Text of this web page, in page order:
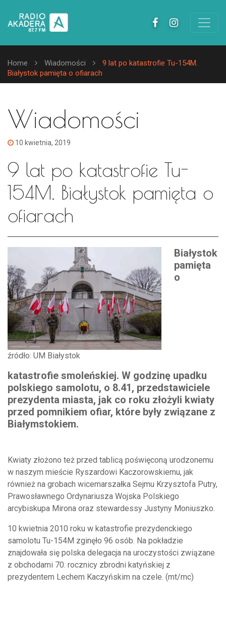
Home Wiadomości
9 lat po katastrofie Tu-154M.
Białystok pamięta o ofiarach
Wiadomości
10 kwietnia, 2019
9 lat po katastrofie Tu-
154M. Białystok pamięta o
ofiarach
źródło: UM Białystok
Białystok
pamięta
o
katastrofie smoleńskiej. W godzinę upadku
polskiego samolotu, o 8.41, przedstawiciele
prezydenta miasta, jak co roku złożyli kwiaty
przed pomnikiem ofiar, które były związane z
Białymstokiem.
Kwiaty złożono też przed tablicą poświęconą urodzonemu
w naszym mieście Ryszardowi Kaczorowskiemu, jak
również na grobach wicemarszałka Sejmu Krzysztofa Putry,
Prawosławnego Ordynariusza Wojska Polskiego
arcybiskupa Mirona oraz stewardessy Justyny Moniuszko.
10 kwietnia 2010 roku w katastrofie prezydenckiego
samolotu Tu-154M zginęło 96 osób. Na pokładzie
znajdowała się polska delegacja na uroczystości związane
z obchodami 70. rocznicy zbrodni katyńskiej z
prezydentem Lechem Kaczyńskim na czele. (mt/mc)